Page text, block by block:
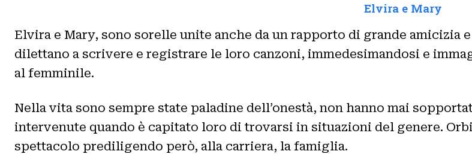
Elvira e Mary
Elvira e Mary, sono sorelle unite anche da un rapporto di grande amicizia
dilettano a scrivere e registrare le loro canzoni, immedesimandosi e
al femminile.
Nella vita sono sempre state paladine dell’onestà, non hanno mai
intervenute quando è capitato loro di trovarsi in situazioni del genere.
spettacolo prediligendo però, alla carriera, la famiglia.